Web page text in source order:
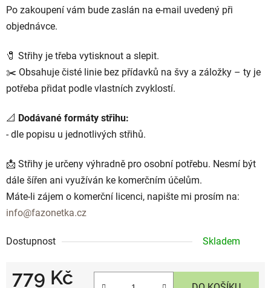
Po zakoupení vám bude zaslán na e-mail uvedený při
objednávce.
🧷 Střihy je třeba vytisknout a slepit.
✂️ Obsahuje čisté linie bez přídavků na švy a záložky – ty je
potřeba přidat podle vlastních zvyklostí.
📐 Dodávané formáty střihu:
- dle popisu u jednotlivých střihů.
📩 Střihy je určeny výhradně pro osobní potřebu. Nesmí být
dále šířen ani využíván ke komerčním účelům.
Máte-li zájem o komerční licenci, napište mi prosím na:
info@fazonetka.cz
Dostupnost Skladem
779 Kč